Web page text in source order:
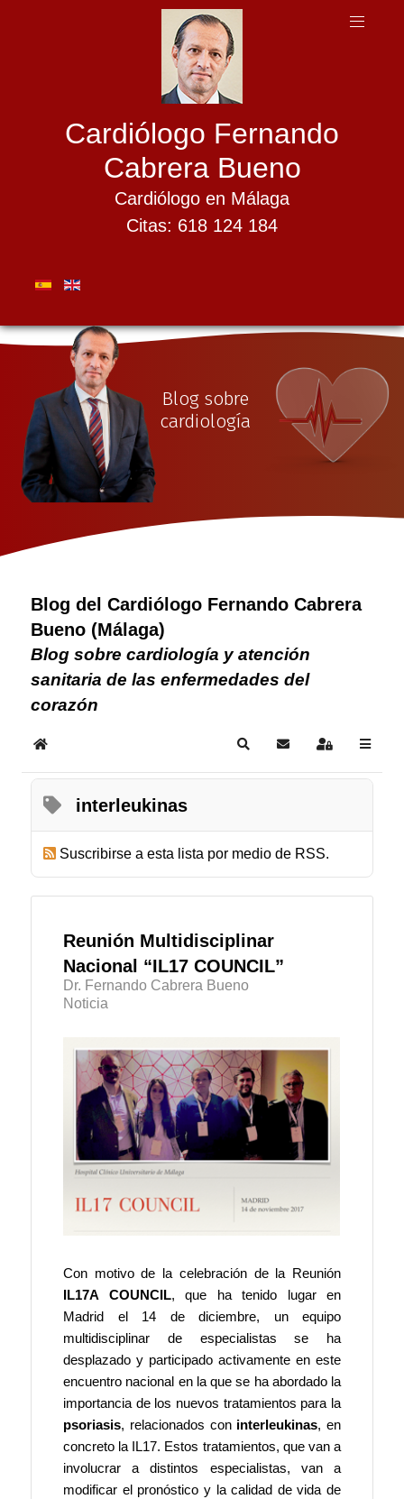
Cardiólogo Fernando
Cabrera Bueno
Cardiólogo en Málaga
Citas: 618 124 184
Blog sobre
cardiología
Blog del Cardiólogo Fernando Cabrera
Bueno (Málaga)
Blog sobre cardiología y atención
sanitaria de las enfermedades del
corazón
Home SearchSuscribirse a las
Sign In
interleukinas
Suscribirse a esta lista por medio de RSS.
Reunión Multidisciplinar
Nacional “IL17 COUNCIL”
Dr. Fernando Cabrera Bueno
Noticia
Con motivo de la celebración de la Reunión
IL17A COUNCIL, que ha tenido lugar en
Madrid el 14 de diciembre, un equipo
multidisciplinar de especialistas se ha
desplazado y participado activamente en este
encuentro nacional en la que se ha abordado la
importancia de los nuevos tratamientos para la
psoriasis, relacionados con interleukinas, en
concreto la IL17. Estos tratamientos, que van a
involucrar a distintos especialistas, van a
modificar el pronóstico y la calidad de vida de